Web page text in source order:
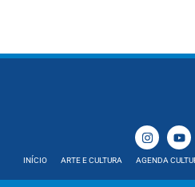
INÍCIO ARTE E CULTURA AGENDA